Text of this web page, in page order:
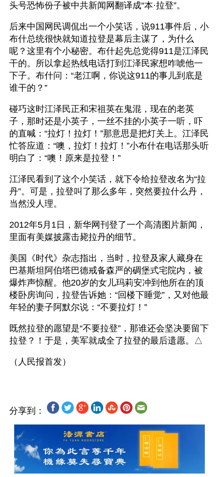
头号恐怖份子被中共新闻网翻译成“本·拉登”。
后来中国网民调侃出一个小笑话，说911事件后，小
布什总统很快就知道拉登是幕后主谋了，为什么
呢？这里有个小秘密。布什起先总觉得911是江泽民
干的。所以拿起热线电话打到江泽民家想咋唬他一
下子。布什问：“老江啊，你说这911的事儿到底是
谁干的？”
碰巧这时江泽民正和宋祖英在鬼混，现在的老英
子，那时还是小英子，一丝不挂的小英子一听，吓
的直喊：“拉灯！拉灯！”那意思是把灯关上。江泽民
忙答应道：“噢，拉灯！拉灯！”小布什在电话那头听
明白了：“噢！原来是拉登！”
江泽民看到了这个小笑话，就下令给拉登改名为“拉
丹”。可是，拉登叫了那么多年，突然要拉什么丹，
当然没人理。
2012年5月1日，新华网刊登了一个高清图片新闻，
里面有美媒披露击毙拉丹的细节。
美国《时代》杂志指出，当时，拉登及家人藏身在
巴基斯坦阿伯塔巴德戒备森严的碉堡式宅院内，被
爆炸声惊醒。他20岁的女儿玛莉安冲到他所在的顶
楼卧房询问，拉登告诉她：“回楼下睡觉”，又对他最
年轻的妻子阿默尔说：“不要拉灯！”
既然拉登的愿望是“不要拉登”，那谁还会坚决要留下
拉登？！于是，美军就成全了拉登的最后遗愿。△
分享到：